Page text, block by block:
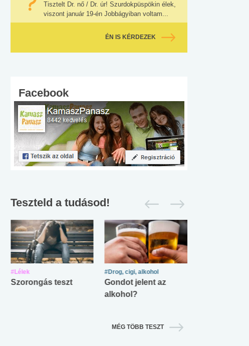
Tisztelt Dr. nő / Dr. úr! Szurdokpüspökin élek,
viszont január 19-én Jobbágyiban voltam...
ÉN IS KÉRDEZEK
Facebook
Teszteld a tudásod!
#Lélek
Szorongás teszt
#Drog, cigi, alkohol
Gondot jelent az
alkohol?
MÉG TÖBB TESZT